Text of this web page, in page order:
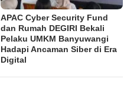
APAC Cyber Security Fund
dan Rumah DEGIRI Bekali
Pelaku UMKM Banyuwangi
Hadapi Ancaman Siber di Era
Digital